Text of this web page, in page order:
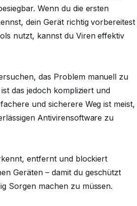
Wenn du die ersten
dein Gerät richtig vorbereitest
nutzt, kannst du Viren effektiv
das Problem manuell zu
das jedoch kompliziert und
und sicherere Weg ist meist,
Antivirensoftware zu
entfernt und blockiert
Geräten – damit du geschützt
Sorgen machen zu müssen.